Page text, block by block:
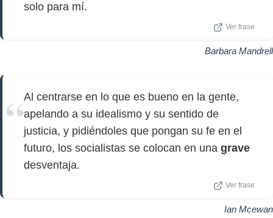
solo para mí.
Ver frase
Barbara Mandrell
Al centrarse en lo que es bueno en la gente,
apelando a su idealismo y su sentido de
justicia, y pidiéndoles que pongan su fe en el
futuro, los socialistas se colocan en una grave
desventaja.
Ver frase
Ian Mcewan